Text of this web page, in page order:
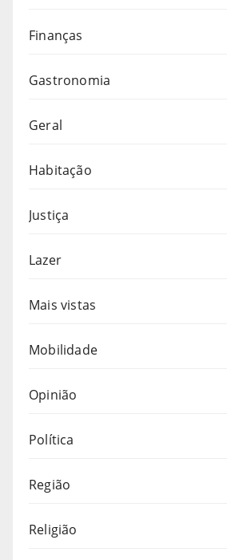
Finanças
Gastronomia
Geral
Habitação
Justiça
Lazer
Mais vistas
Mobilidade
Opinião
Política
Região
Religião